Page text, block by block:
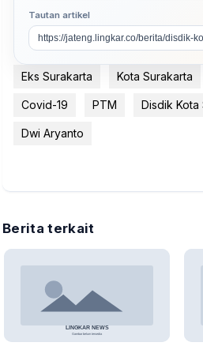
Tautan artikel
Eks Surakarta Kota Surakarta
Covid-19 PTM Disdik Kota
Dwi Aryanto
Berita terkait